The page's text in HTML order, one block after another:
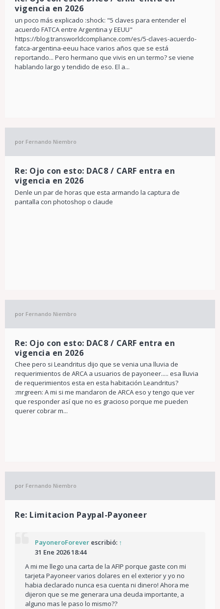
vigencia en 2026
un poco más explicado :shock: "5 claves para entender el
acuerdo FATCA entre Argentina y EEUU"
https://blog.transworldcompliance.com/es/5-claves-acuerdo-
fatca-argentina-eeuu hace varios años que se está
reportando... Pero hermano que vivis en un termo? se viene
hablando largo y tendido de eso. El a...
por Fernando Niembro
Re: Ojo con esto: DAC8 / CARF entra en
vigencia en 2026
Denle un par de horas que esta armando la captura de
pantalla con photoshop o claude
por Fernando Niembro
Re: Ojo con esto: DAC8 / CARF entra en
vigencia en 2026
Chee pero si Leandritus dijo que se venia una lluvia de
requerimientos de ARCA a usuarios de payoneer..... esa lluvia
de requerimientos esta en esta habitación Leandritus?
:mrgreen: A mi si me mandaron de ARCA eso y tengo que ver
que responder así que no es gracioso porque me pueden
querer cobrar m...
por Fernando Niembro
Re: Limitacion Paypal-Payoneer
PayoneroForever escribió: ↑
31 Ene 2026 18:44
A mi me llego una carta de la AFIP porque gaste con mi
tarjeta Payoneer varios dolares en el exterior y yo no
habia declarado nunca esa cuenta ni dinero! Ahora me
dijeron que se me generara una deuda importante, a
alguno mas le paso lo mismo??